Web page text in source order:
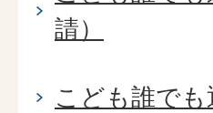
請）
こども誰で